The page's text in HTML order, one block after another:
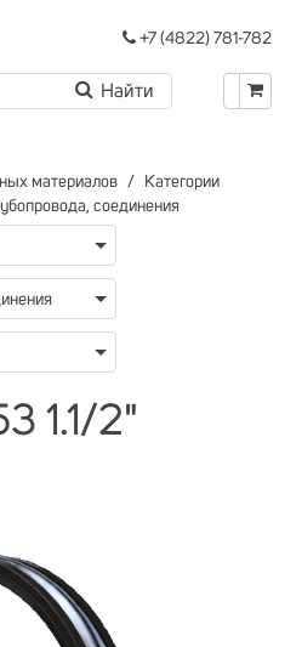
+7 (4822) 781-782
материалов
Категории
соединения
1.1/2"